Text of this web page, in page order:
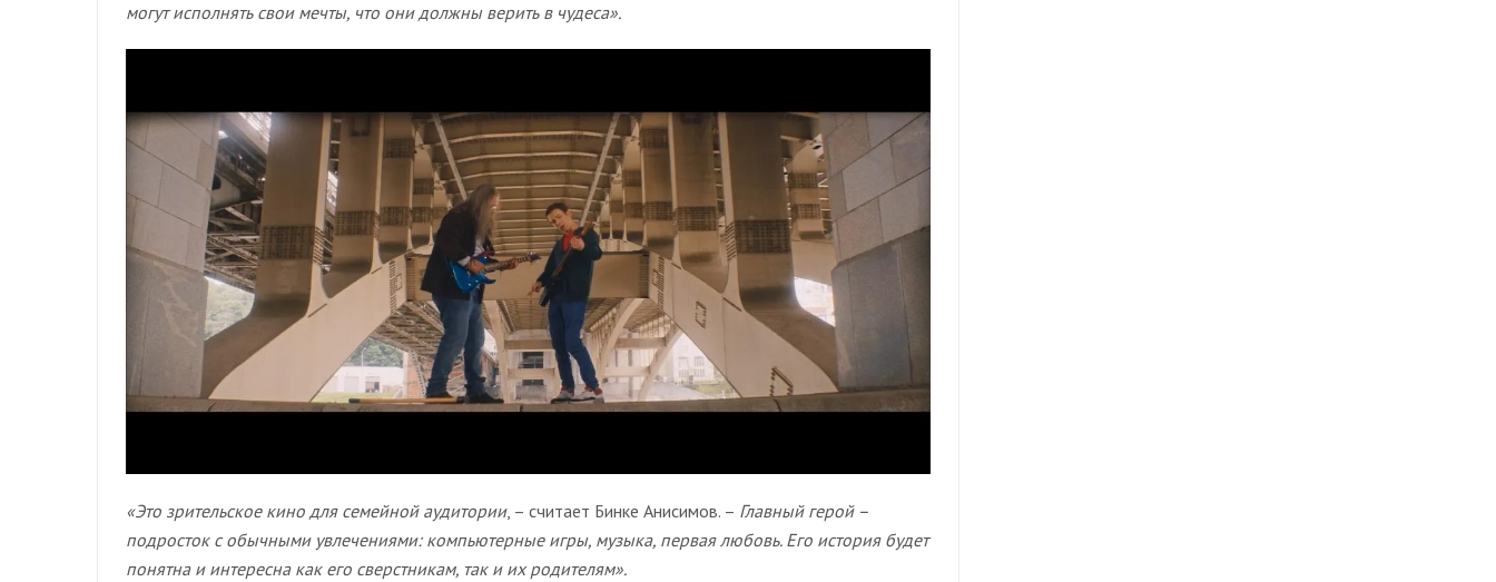
могут исполнять свои мечты, что они должны верить в чудеса».
«Это зрительское кино для семейной аудитории, – считает Бинке Анисимов. – Главный герой –
подросток с обычными увлечениями: компьютерные игры, музыка, первая любовь. Его история будет
понятна и интересна как его сверстникам, так и их родителям».